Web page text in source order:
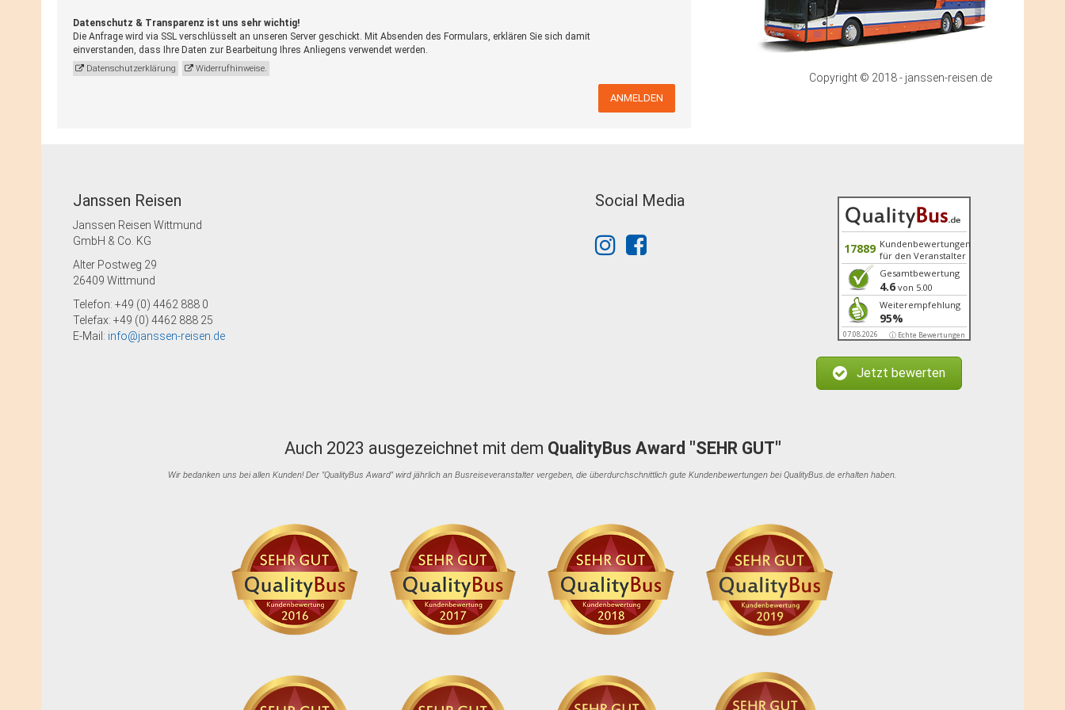
Emden, Bahnhofsplatz 11
Zustieg / Haltestelle
Essen/Ol., Bahnhof, Adresse: 49632
Hagen, VAG Küfer, Börsten 38, 27628
Hagen (B6), Adresse: 27628 Hagen,
Haselünne, ZOB, Adresse: 49740
Haselünne, Bahnhofstrasse
Heidmühle, Bahnhof, Adresse: 26419
Schortens, Alte Ladestrasse
King“, Adresse: 49479 Ibbenbüren,
Münster Strasse 212
Zustieg / Haltestelle
Zustieg / Haltestelle
Leer, Bahnhof/ZOB, Adresse: 26789
Leer, Bahnhofsring
Zustieg / Haltestelle
Lingen, Rheiner Strasse „Mc
Donalds”, Adresse: 49809 Lingen,
Rheiner Strasse
Löningen, Bahnhof, Adresse: 49624
Löningen, Lindenallee
Datenschutz & Transparenz ist uns sehr wichtig!
Die Anfrage wird via SSL verschlüsselt an unseren Server geschickt. Mit Absenden des Formulars, erklären Sie sich damit
einverstanden, dass Ihre Daten zur Bearbeitung Ihres Anliegens verwendet werden.
Datenschutzerklärung Widerrufhinweise.
ANMELDEN
Copyright © 2018 - janssen-reisen.de
Janssen Reisen
Janssen Reisen Wittmund
GmbH & Co. KG
Alter Postweg 29
26409 Wittmund
Telefon: +49 (0) 4462 888 0
Telefax: +49 (0) 4462 888 25
E-Mail: info@janssen-reisen.de
Social Media
17889 Kundenbewertungen
für den Veranstalter
Gesamtbewertung
4.6von 5.00
Weiterempfehlung
95%
07.08.2026 ⓘ Echte Bewertungen
Jetzt bewerten
Auch 2023 ausgezeichnet mit dem QualityBus Award "SEHR GUT"
Wir bedanken uns bei allen Kunden! Der "QualityBus Award" wird jährlich an Busreiseveranstalter vergeben, die überdurchschnittlich gute Kundenbewertungen bei QualityBus.de erhalten haben.